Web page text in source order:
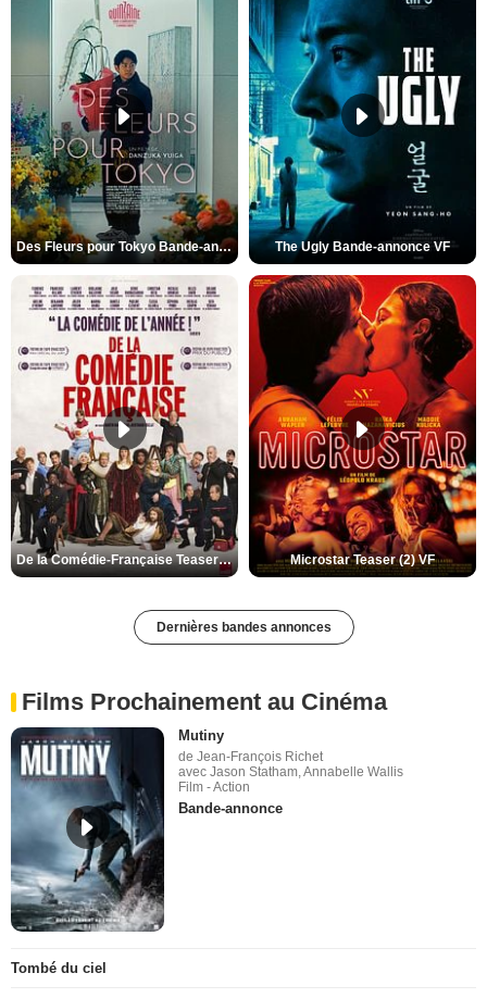
Des Fleurs pour Tokyo Bande-annonce VO STFR The Ugly Bande-annonce VF
De la Comédie-Française Teaser (3) VF Microstar Teaser (2) VF
Dernières bandes annonces
Films Prochainement au Cinéma
Mutiny
de Jean-François Richet
avec Jason Statham, Annabelle Wallis
Film - Action
Bande-annonce
Tombé du ciel